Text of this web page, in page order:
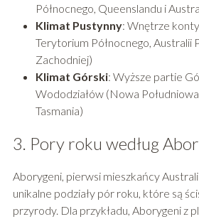
Północnego, Queenslandu i
Klimat Pustynny: Wnętrze
Terytorium Północnego, Australii
Zachodniej)
Klimat Górski: Wyższe partie
Wododziałów (Nowa
Tasmania)
3. Pory roku według
Aborygeni, pierwsi mieszkańcy
unikalne podziały pór roku, które są
przyrody. Dla przykładu, Aborygeni z